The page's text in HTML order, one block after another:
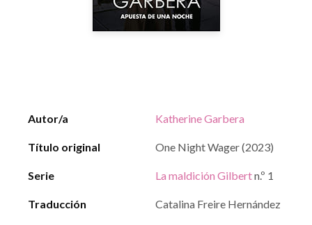
Autor/a Katherine Garbera
Título original One Night Wager (2023)
Serie La maldición Gilbertn.º 1
Traducción Catalina Freire Hernández